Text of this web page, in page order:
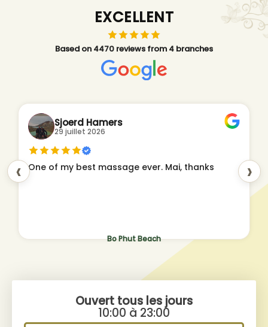
EXCELLENT
Based on 4470 reviews from 4 branches
‹
Bo Phut Beach
Sjoerd Hamers
29 juillet 2026
One of my best massage ever. Mai, thanks ›
Ouvert tous les jours
10:00 à 23:00